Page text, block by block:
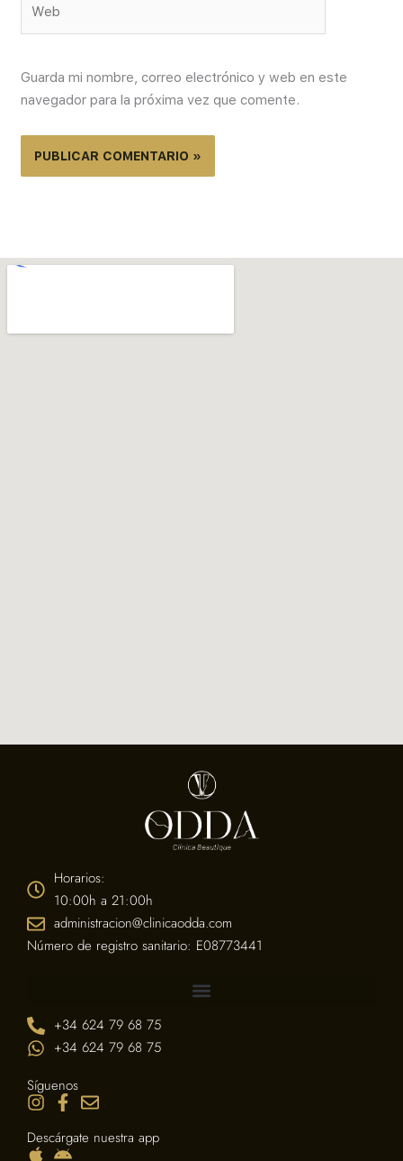
Guarda mi nombre, correo electrónico y web en este
navegador para la próxima vez que comente.
Horarios:
10:00h a 21:00h
administracion@clinicaodda.com
Número de registro sanitario: E08773441
+34 624 79 68 75
+34 624 79 68 75
Síguenos
Descárgate nuestra app